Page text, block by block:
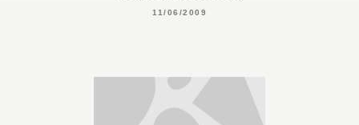
11/06/2009